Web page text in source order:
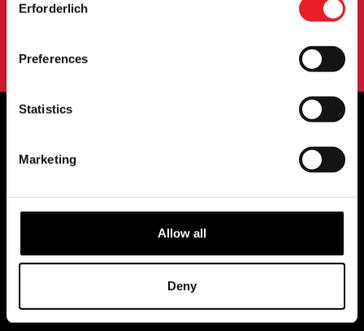
Selection
Erforderlich
Preferences
Statistics
Marketing
Allow all
Deny
OFFIZIELLE UK & EUROPÄISCHE